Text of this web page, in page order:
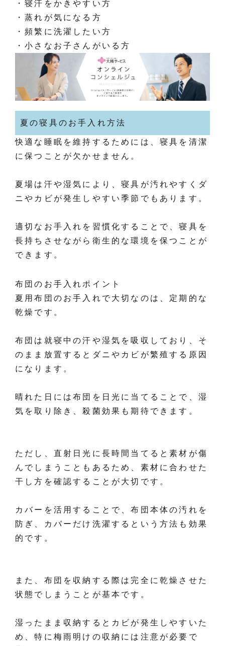
・寝汗をかきやすい方
・蒸れが気になる方
・頻繁に洗濯したい方
・小さなお子さんがいる方
夏の寝具のお手入れ方法
快適な睡眠を維持するためには、寝具を清潔
に保つことが欠かせません。
夏場は汗や湿気により、寝具が汚れやすくダ
ニやカビが発生しやすい季節でもあります。
適切なお手入れを習慣化することで、寝具を
長持ちさせながら衛生的な環境を保つことが
できます。
布団のお手入れポイント
夏用布団のお手入れで大切なのは、定期的な
乾燥です。
布団は就寝中の汗や湿気を吸収しており、そ
のまま放置するとダニやカビが繁殖する原因
になります。
晴れた日には布団を日光に当てることで、湿
気を取り除き、殺菌効果も期待できます。
ただし、直射日光に長時間当てると素材が傷
んでしまうこともあるため、素材に合わせた
干し方を確認することが大切です。
カバーを活用することで、布団本体の汚れを
防ぎ、カバーだけ洗濯するという方法も効果
的です。
また、布団を収納する際は完全に乾燥させた
状態でしまうことが基本です。
湿ったまま収納するとカビが発生しやすいた
め、特に梅雨明けの収納には注意が必要で